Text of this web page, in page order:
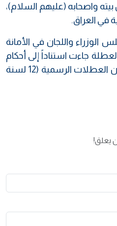
واصحابه (عليهم السلام)،
في العراق.
واللجان في الأمانة
جاءت استناداً إلى أحكام
المادة (1/ أولاً/ ج) من قانون العطلات الرسمية (12 لسنة
يعلق!